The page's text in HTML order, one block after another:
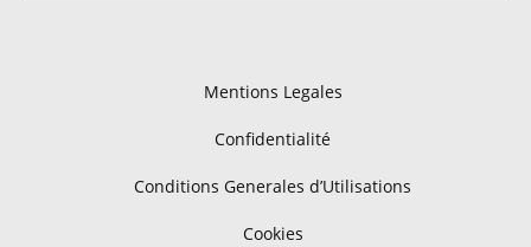
Mentions Legales
Confidentialité
Conditions Generales d’Utilisations
Cookies